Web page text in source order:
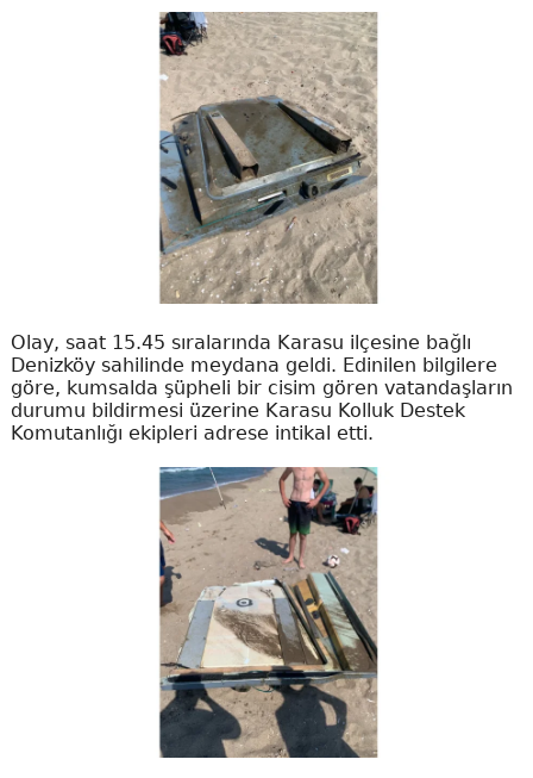
Olay, saat 15.45 sıralarında Karasu ilçesine bağlı
Denizköy sahilinde meydana geldi. Edinilen bilgilere
göre, kumsalda şüpheli bir cisim gören vatandaşların
durumu bildirmesi üzerine Karasu Kolluk Destek
Komutanlığı ekipleri adrese intikal etti.